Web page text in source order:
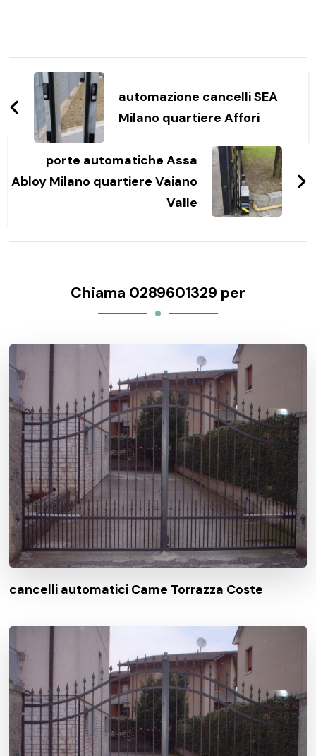
Navigazione
articoli
automazione cancelli SEA
Milano quartiere Affori
porte automatiche Assa
Abloy Milano quartiere Vaiano
Valle
Chiama 0289601329 per
cancelli automatici Came Torrazza Coste